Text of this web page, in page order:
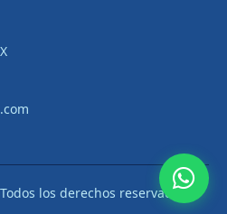
los derechos reservados.